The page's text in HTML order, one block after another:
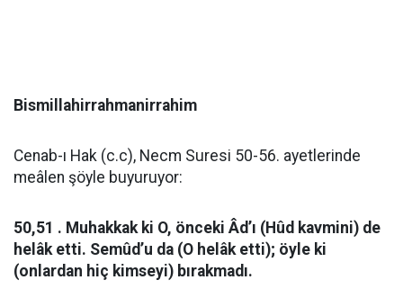
Bismillahirrahmanirrahim
Cenab-ı Hak (c.c), Necm Suresi 50-56. ayetlerinde
meâlen şöyle buyuruyor:
50,51 . Muhakkak ki O, önceki Âd’ı (Hûd kavmini) de
helâk etti. Semûd’u da (O helâk etti); öyle ki
(onlardan hiç kimseyi) bırakmadı.